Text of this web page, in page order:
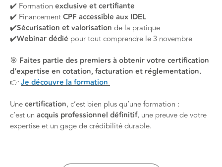
✔️ Formation exclusive et certifiante
✔️ FinancementCPF accessible aux IDEL
✔️Sécurisation et valorisation de la pratique
✔️Webinar dédié pour tout comprendre le 3 novembre
🎯 Faites partie des premiers à obtenir votre certification
d’expertise en cotation, facturation et réglementation.
👉Je découvre la formation
Unecertification, c’est bien plus qu’une formation :
c’est un acquis professionnel définitif, une preuve de votre
expertise et un gage de crédibilité durable.